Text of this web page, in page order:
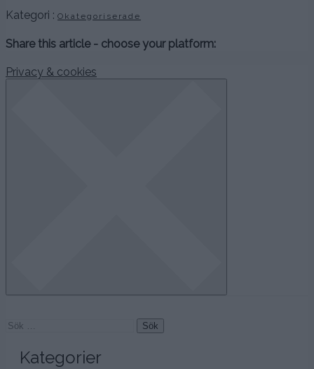
Kategori : Okategoriserade
Share this article - choose your platform:
Privacy & cookies
Sök
Kategorier